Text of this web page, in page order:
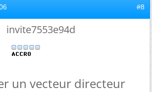
#8
invite7553e94d
un vecteur directeur